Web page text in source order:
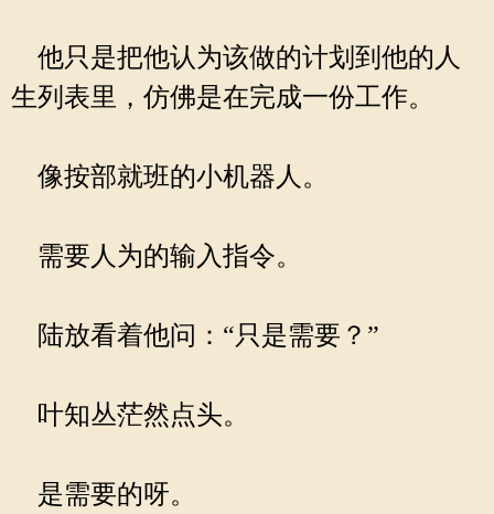
他只是把他认为该做的计划到他的人
生列表里，仿佛是在完成一份工作。
像按部就班的小机器人。
需要人为的输入指令。
陆放看着他问：“只是需要？”
叶知丛茫然点头。
是需要的呀。